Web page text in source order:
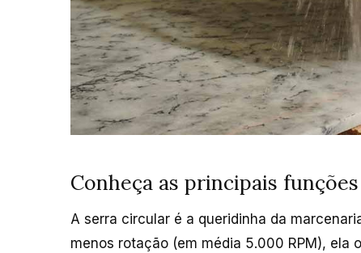
Conheça as principais
A serra circular é a queridinha da
menos rotação (em média 5.000 RPM), ela